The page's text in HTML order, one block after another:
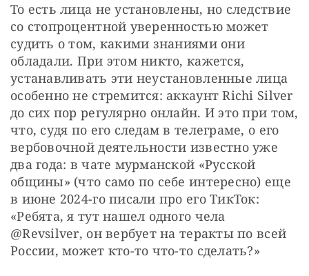
То есть лица не установлены, но следствие
со стопроцентной уверенностью может
судить о том, какими знаниями они
обладали. При этом никто, кажется,
устанавливать эти неустановленные лица
особенно не стремится: аккаунт Richi Silver
до сих пор регулярно онлайн. И это при том,
что, судя по его следам в телеграме, о его
вербовочной деятельности известно уже
два года: в чате мурманской «Русской
общины» (что само по себе интересно) еще
в июне 2024-го писали про его ТикТок:
«Ребята, я тут нашел одного чела
@Revsilver, он вербует на теракты по всей
России, может кто-то что-то сделать?»